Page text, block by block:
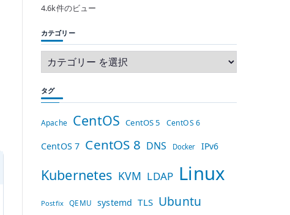
4.6k件のビュー
カテゴリー
タグ
Apache CentOS CentOS 5 CentOS 6
CentOS 7 CentOS 8 DNS Docker IPv6
Kubernetes KVM LDAP Linux
Postfix QEMU systemd TLS Ubuntu